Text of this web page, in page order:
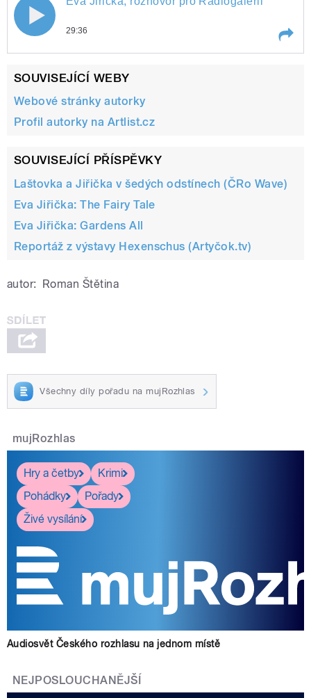
Eva Jiřička, rozhovor pro Radiogalerii
pause
29:36
SOUVISEJÍCÍ WEBY
Webové stránky autorky
Profil autorky na Artlist.cz
SOUVISEJÍCÍ PŘÍSPĚVKY
Laštovka a Jiřička v šedých odstínech (ČRo Wave)
Eva Jiřička: The Fairy Tale
Eva Jiřička: Gardens All
Reportáž z výstavy Hexenschus (Artyčok.tv)
autor: Roman Štětina
Všechny díly pořadu na mujRozhlas
mujRozhlas
Hry a četby
Krimi
Pohádky
Pořady
Živé vysílání
Audiosvět Českého rozhlasu na jednom místě
NEJPOSLOUCHANĚJŠÍ